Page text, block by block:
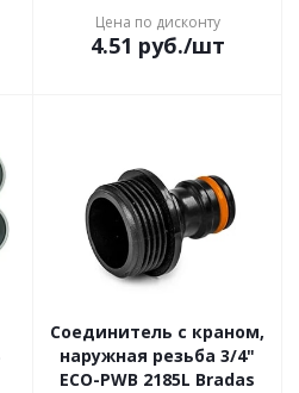
Цена по дисконту
4.51 руб./шт
Соединитель с краном,
наружная резьба 3/4"
ECO-PWB 2185L Bradas